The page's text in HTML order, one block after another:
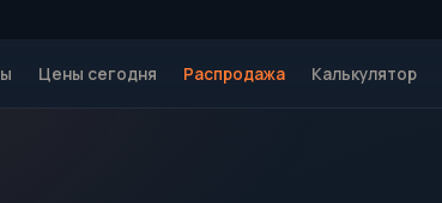
Цены сегодня Распродажа Калькулятор